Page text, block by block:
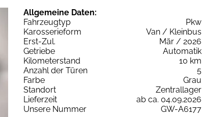
Allgemeine Daten:
Fahrzeugtyp
Pkw
Karosserieform
Van / Kleinbus
Erst-Zul.
Mär / 2026
Getriebe
Automatik
Kilometerstand
10 km
Anzahl der Türen
5
Farbe
Grau
Standort
Zentrallager
Lieferzeit
ab ca. 04.09.2026
Unsere Nummer
GW-A6177